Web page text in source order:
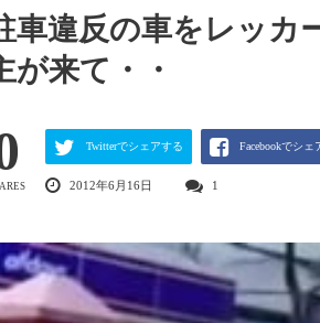
車違反の車をレッカ
が来て・・
Twitterでシェアする Facebookでシェ
2012年6月16日 1